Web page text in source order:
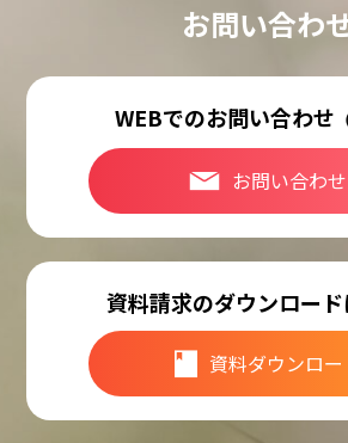
お問い合わ
WEBでのお問い合わせ
お問い合わせ
資料請求のダウンロー
資料ダウンロー